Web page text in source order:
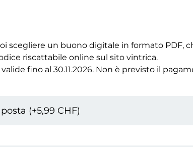
scegliere un buono digitale in formato PDF,
riscattabile online sul sito vintrica.
fino al 30.11.2026. Non è previsto il